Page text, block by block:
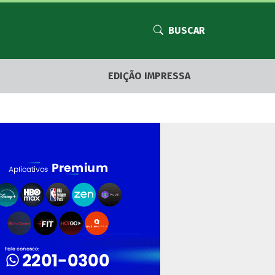
BUSCAR
EDIÇÃO IMPRESSA